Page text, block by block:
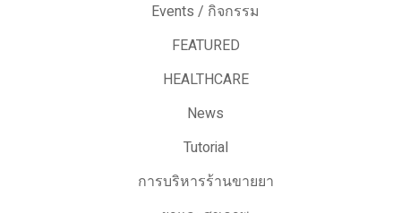
Events / กิจกรรม
FEATURED
HEALTHCARE
News
Tutorial
การบริหารร้านขายยา